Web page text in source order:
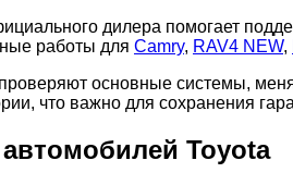
дилера помогает
работы для Camry, RAV4 NEW,
основные системы,
что важно для сохранения
Toyota